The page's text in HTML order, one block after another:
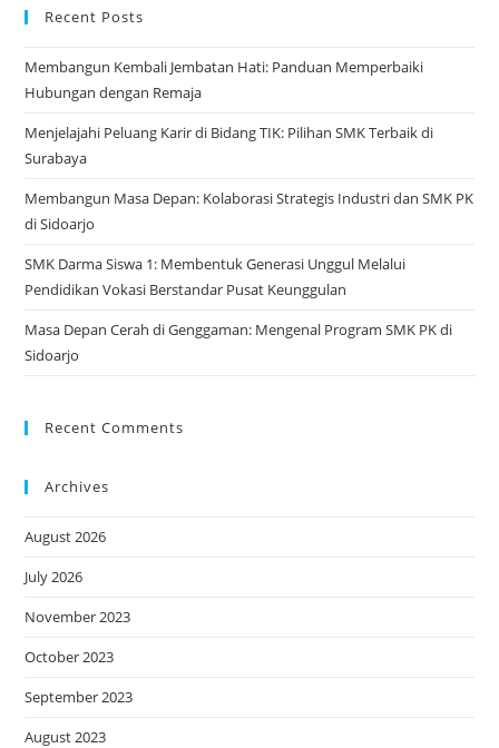
Recent Posts
Membangun Kembali Jembatan Hati: Panduan Memperbaiki
Hubungan dengan Remaja
Menjelajahi Peluang Karir di Bidang TIK: Pilihan SMK Terbaik di
Surabaya
Membangun Masa Depan: Kolaborasi Strategis Industri dan SMK PK
di Sidoarjo
SMK Darma Siswa 1: Membentuk Generasi Unggul Melalui
Pendidikan Vokasi Berstandar Pusat Keunggulan
Masa Depan Cerah di Genggaman: Mengenal Program SMK PK di
Sidoarjo
Recent Comments
Archives
August 2026
July 2026
November 2023
October 2023
September 2023
August 2023